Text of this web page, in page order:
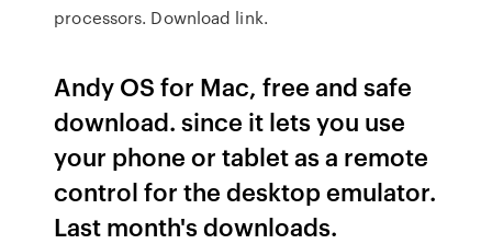
processors. Download link.
Andy OS for Mac, free and safe
download. since it lets you use
your phone or tablet as a remote
control for the desktop emulator.
Last month's downloads.